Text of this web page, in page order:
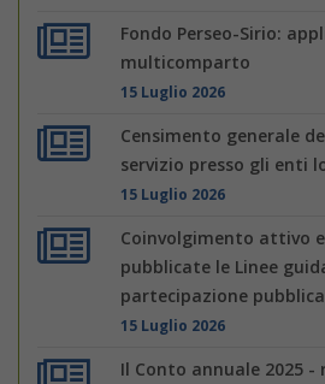
Fondo Perseo-Sirio:
multicomparto
15 Luglio 2026
Censimento generale
servizio presso gli enti
15 Luglio 2026
Coinvolgimento attivo
pubblicate le Linee
partecipazione pubblica
15 Luglio 2026
Il Conto annuale 2025 -